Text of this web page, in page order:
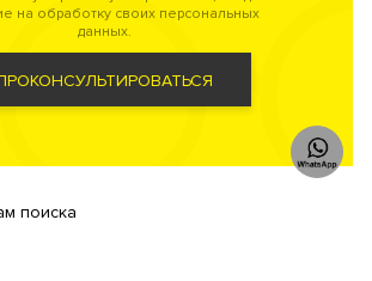
на обработку своих персональных
данных.
поиска